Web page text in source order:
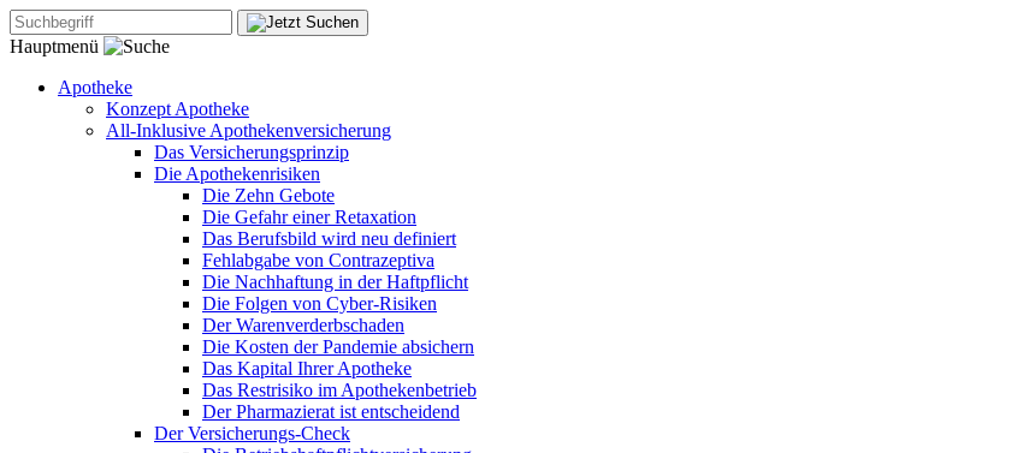
Hauptmenü
Apotheke
Konzept Apotheke
All-Inklusive Apothekenversicherung
Das Versicherungsprinzip
Die Apothekenrisiken
Die Zehn Gebote
Die Gefahr einer Retaxation
Das Berufsbild wird neu definiert
Fehlabgabe von Contrazeptiva
Die Nachhaftung in der Haftpflicht
Die Folgen von Cyber-Risiken
Der Warenverderbschaden
Die Kosten der Pandemie absichern
Das Kapital Ihrer Apotheke
Das Restrisiko im Apothekenbetrieb
Der Pharmazierat ist entscheidend
Der Versicherungs-Check